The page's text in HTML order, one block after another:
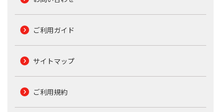
ご利用ガイド
サイトマップ
ご利用規約